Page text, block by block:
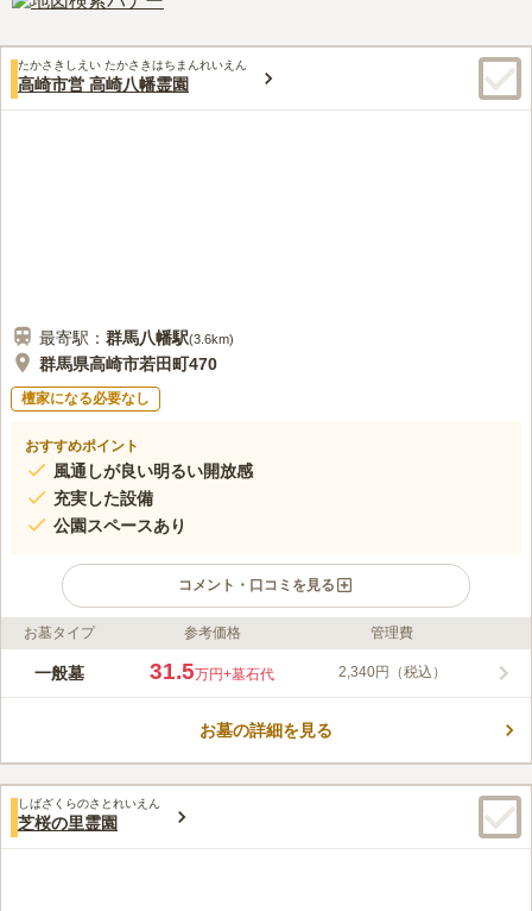
後、当寺にて行う葬儀・法要儀式などは黄檗宗の法式によりま
たかさきしえい たかさきはちまんれいえん
高崎市営 高崎八幡霊園
最寄駅： 群馬八幡駅(3.6km)
群馬県高崎市若田町470
檀家になる必要なし
おすすめポイント
風通しが良い明るい開放感
充実した設備
公園スペースあり
コメント・口コミを見る
ライフドット編集部のコメント
高崎市が管理する公営霊園です。園内には広々とした公園スペー
霊園です。高台にあるので、園内には明るさがあります。供養形
力です。また、高さが区画で揃えられているので、どのお墓にも
均等に太陽の光が差し込みます。車でお参りする方には駐車場が
あります。駐車スペースを気にすることなく安心して利用するこ
口コミ評価
みんなの評価
近隣のコンビニは墓参用の商品が購入可能であり、周辺には飲食
お墓タイプ 参考価格 管理費
一般墓 31.5万円+墓石代 2,340円（税込）
お墓の詳細を見る
しばざくらのさとれいえん
芝桜の里霊園